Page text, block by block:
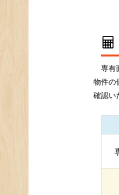
専有
物件の
確認い